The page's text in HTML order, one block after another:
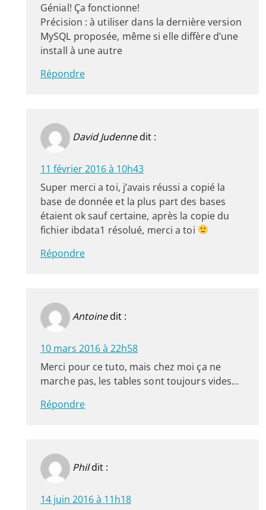
Génial! Ça fonctionne!
Précision : à utiliser dans la dernière version
MySQL proposée, même si elle diffère d’une
install à une autre
Répondre
David Judenne dit :
11 février 2016 à 10h43
Super merci a toi, j’avais réussi a copié la
base de donnée et la plus part des bases
étaient ok sauf certaine, après la copie du
fichier ibdata1 résolué, merci a toi
Répondre
Antoine dit :
10 mars 2016 à 22h58
Merci pour ce tuto, mais chez moi ça ne
marche pas, les tables sont toujours vides…
Répondre
Phil dit :
14 juin 2016 à 11h18